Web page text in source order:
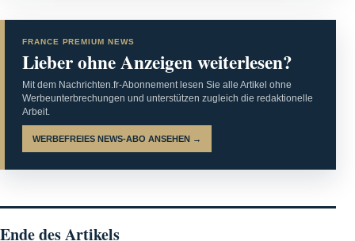
FRANCE PREMIUM NEWS
Lieber ohne Anzeigen weiterlesen?
Mit dem Nachrichten.fr-Abonnement lesen Sie alle Artikel ohne
Werbeunterbrechungen und unterstützen zugleich die redaktionelle
Arbeit.
WERBEFREIES NEWS-ABO ANSEHEN →
Ende des Artikels